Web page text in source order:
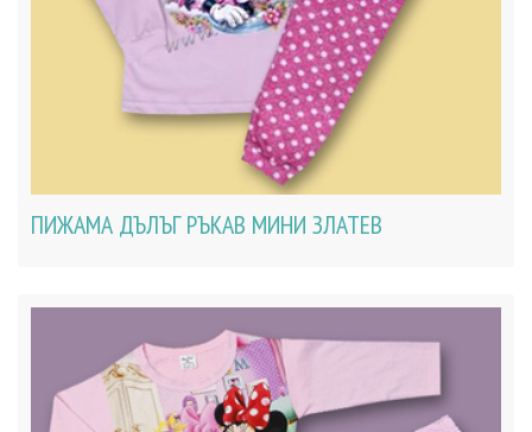
ПИЖАМА ДЪЛЪГ РЪКАВ МИНИ ЗЛАТЕВ